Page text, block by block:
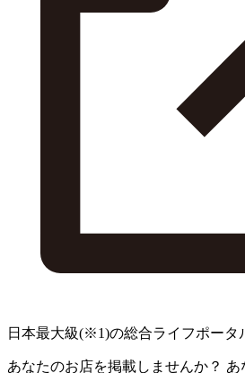
日本最大級(※1)の総合ライフポータ
あなたのお店を掲載しませんか？ あ